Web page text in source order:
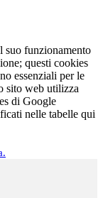
suo funzionamento
questi cookies
essenziali per le
sito web utilizza
di Google
nelle tabelle qui